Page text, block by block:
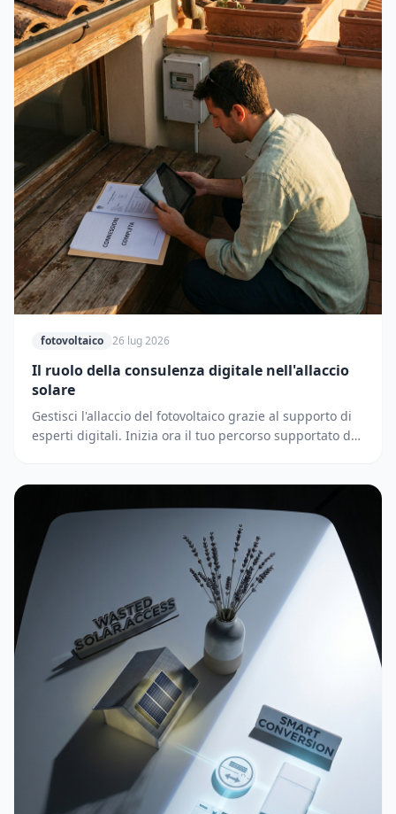
fotovoltaico 26 lug 2026
Il ruolo della consulenza digitale nell'allaccio
solare
Gestisci l'allaccio del fotovoltaico grazie al supporto di
esperti digitali. Inizia ora il tuo percorso supportato dai